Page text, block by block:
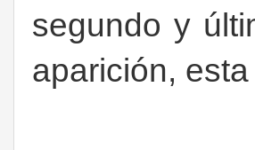
segundo y
aparición,